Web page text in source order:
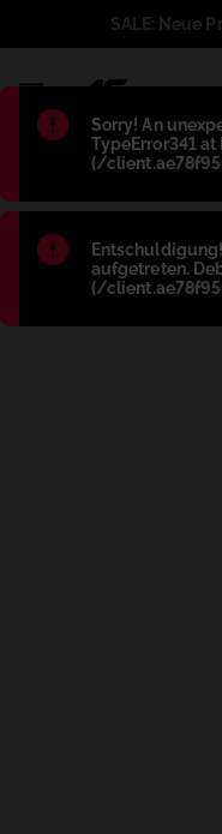
Błąd:
Sorry! An
TypeError341 at
(/
Błąd:
aufgetreten.
(/
SALE: Neue